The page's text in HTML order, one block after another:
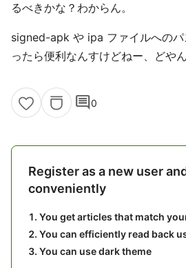
るべきかな？わからん。
signed-apk や ipa ファイルへのパ
ったら便利なんすけどねー、どやん
comment0
Register as a new user
conveniently
You get articles that match
You can efficiently read back
You can use dark theme